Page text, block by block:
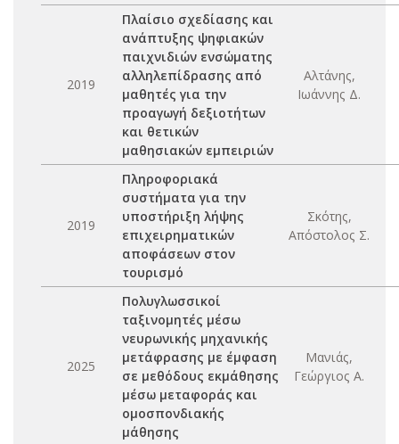
2019
Πλαίσιο σχεδίασης και
ανάπτυξης ψηφιακών
παιχνιδιών ενσώματης
αλληλεπίδρασης από
μαθητές για την
προαγωγή δεξιοτήτων
και θετικών
μαθησιακών εμπειριών
Αλτάνης,
Ιωάννης Δ.
2019
Πληροφοριακά
συστήματα για την
υποστήριξη λήψης
επιχειρηματικών
αποφάσεων στον
τουρισμό
Σκότης,
Απόστολος Σ.
2025
Πολυγλωσσικοί
ταξινομητές μέσω
νευρωνικής μηχανικής
μετάφρασης με έμφαση
σε μεθόδους εκμάθησης
μέσω μεταφοράς και
ομοσπονδιακής
μάθησης
Μανιάς,
Γεώργιος Α.